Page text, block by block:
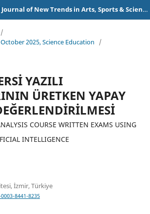
International Journal of New Trends in Arts, Sports & Science Education (IJTASE)
/
2025, Science Education
/
YAZILI
ÜRETKEN YAPAY
COURSE WRITTEN EXAMS USING
INTELLIGENCE
İzmir, Türkiye
8441-8235